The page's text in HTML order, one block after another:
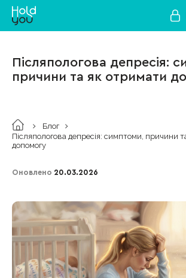
Післяпологова депресія:
причини та як отримати
Блог
Післяпологова депресія: симптоми, причини
допомогу
Оновлено 20.03.2026